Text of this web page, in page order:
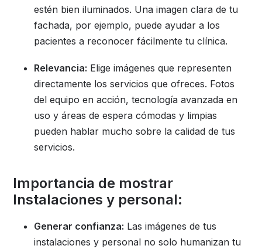
estén bien iluminados. Una imagen clara de tu
fachada, por ejemplo, puede ayudar a los
pacientes a reconocer fácilmente tu clínica.
Relevancia: Elige imágenes que representen
directamente los servicios que ofreces. Fotos
del equipo en acción, tecnología avanzada en
uso y áreas de espera cómodas y limpias
pueden hablar mucho sobre la calidad de tus
servicios.
Importancia de mostrar
Instalaciones y personal:
Generar confianza: Las imágenes de tus
instalaciones y personal no solo humanizan tu